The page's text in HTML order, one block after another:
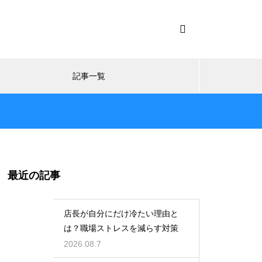
記事一覧
最近の記事
店長が自分にだけ冷たい理由と
は？職場ストレスを減らす対策
2026.08.7